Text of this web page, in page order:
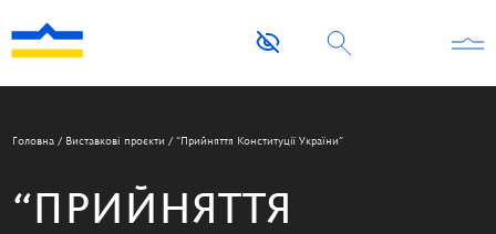
Головна / Виставкові проєкти / “Прийняття Конституції України”
“ПРИЙНЯТТЯ